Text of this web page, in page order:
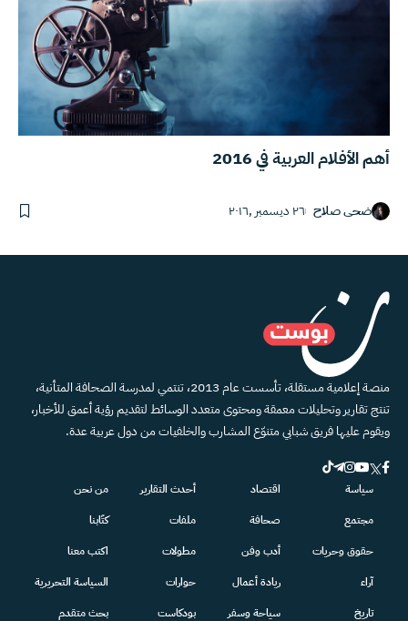
أهم الأفلام العربية في 2016
ضحى صلاح ٢٦ ديسمبر ,٢٠١٦
منصة إعلامية مستقلة، تأسست عام 2013، تنتمي لمدرسة الصحافة المتأنية،
تنتج تقارير وتحليلات معمقة ومحتوى متعدد الوسائط لتقديم رؤية أعمق للأخبار،
ويقوم عليها فريق شبابي متنوّع المشارب والخلفيات من دول عربية عدة.
سياسة
مجتمع
حقوق وحريات
آراء
تاريخ
اقتصاد
صحافة
أدب وفن
ريادة أعمال
سياحة وسفر
أحدث التقارير
ملفات
مطولات
حوارات
بودكاست
من نحن
كتّابنا
اكتب معنا
السياسة التحريرية
بحث متقدم